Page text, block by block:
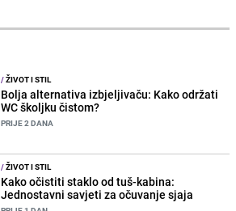
/ŽIVOT I STIL
Bolja alternativa izbjeljivaču: Kako održati
WC školjku čistom?
PRIJE 2 DANA
/ŽIVOT I STIL
Kako očistiti staklo od tuš-kabina:
Jednostavni savjeti za očuvanje sjaja